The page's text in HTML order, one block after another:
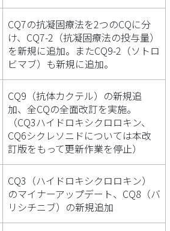
CQ7の抗凝固療法を2つのCQに分
け、CQ7-2（抗凝固療法の投与量）
を新規に追加。またCQ9-2（ソトロ
ビマブ）も新規に追加。
CQ9（抗体カクテル）の新規追
加、全CQの全面改訂を実施。
（CQ3ハイドロキシクロロキン、
CQ6シクレソニドについては本改
訂版をもって更新作業を停止）
CQ3（ハイドロキシクロロキン）
のマイナーアップデート、CQ8（バ
リシチニブ）の新規追加